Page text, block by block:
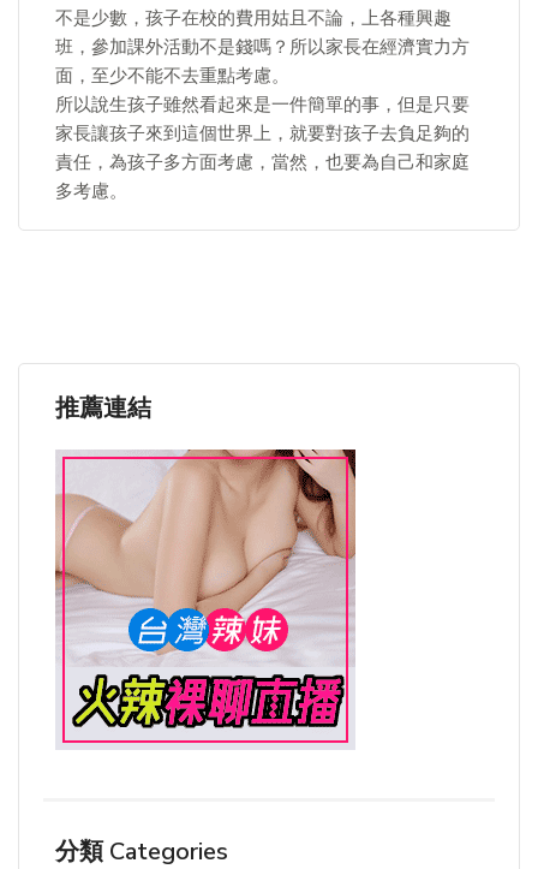
不是少數，孩子在校的費用姑且不論，上各種興趣
班，參加課外活動不是錢嗎？所以家長在經濟實力方
面，至少不能不去重點考慮。
所以說生孩子雖然看起來是一件簡單的事，但是只要
家長讓孩子來到這個世界上，就要對孩子去負足夠的
責任，為孩子多方面考慮，當然，也要為自己和家庭
多考慮。
推薦連結
分類 Categories